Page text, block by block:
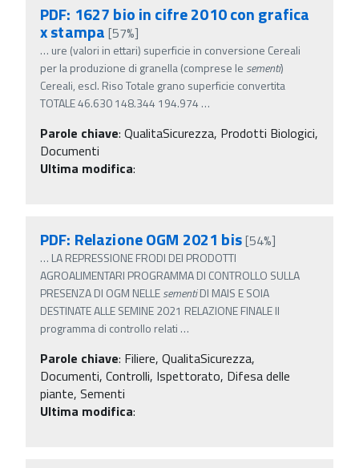
PDF: 1627 bio in cifre 2010 con grafica
x stampa [57%]
… ure (valori in ettari) superficie in conversione Cereali
per la produzione di granella (comprese le sementi)
Cereali, escl. Riso Totale grano superficie convertita
TOTALE 46.630 148.344 194.974 …
Parole chiave: QualitaSicurezza, Prodotti Biologici,
Documenti
Ultima modifica:
PDF: Relazione OGM 2021 bis[54%]
… LA REPRESSIONE FRODI DEI PRODOTTI
AGROALIMENTARI PROGRAMMA DI CONTROLLO SULLA
PRESENZA DI OGM NELLEsementiDI MAIS E SOIA
DESTINATE ALLE SEMINE 2021 RELAZIONE FINALE Il
programma di controllo relati …
Parole chiave: Filiere, QualitaSicurezza,
Documenti, Controlli, Ispettorato, Difesa delle
piante, Sementi
Ultima modifica: